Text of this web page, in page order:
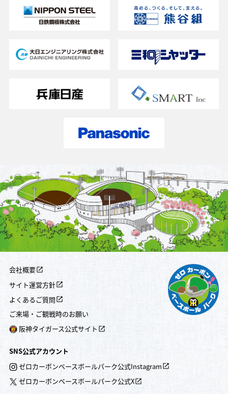
会社概要
サイト運営方針
よくあるご質問
ご来場・ご観戦時のお願い
阪神タイガース公式サイト
SNS公式アカウント
ゼロカーボンベースボールパーク公式Instagram
ゼロカーボンベースボールパーク公式X